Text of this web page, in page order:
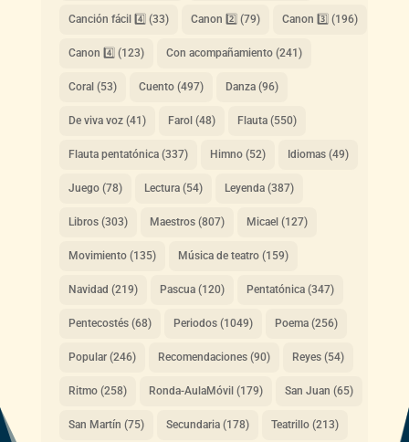
Canción fácil 4️⃣ (33) Canon 2️⃣ (79) Canon 3️⃣ (196)
Canon 4️⃣ (123) Con acompañamiento(241)
Coral (53) Cuento(497) Danza(96)
De viva voz(41) Farol (48) Flauta(550)
Flauta pentatónica(337) Himno(52) Idiomas(49)
Juego(78) Lectura(54) Leyenda(387)
Libros(303) Maestros(807) Micael (127)
Movimiento(135) Música de teatro(159)
Navidad (219) Pascua(120) Pentatónica(347)
Pentecostés(68) Periodos(1049) Poema(256)
Popular(246) Recomendaciones(90) Reyes(54)
Ritmo(258) Ronda-AulaMóvil (179) San Juan (65)
San Martín (75) Secundaria(178) Teatrillo(213)